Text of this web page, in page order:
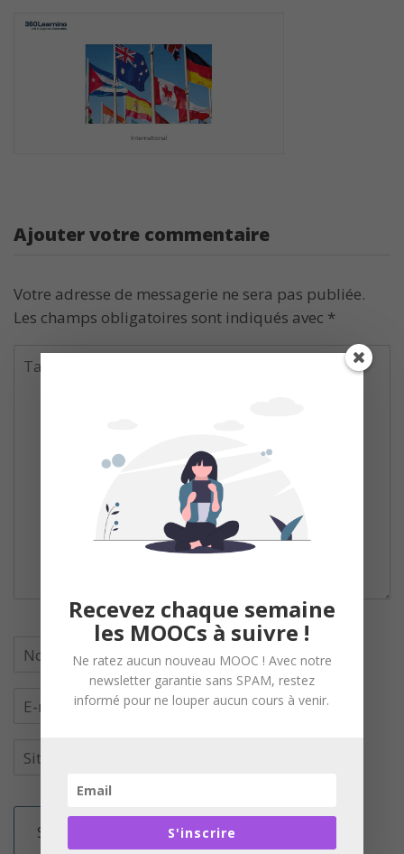
Ajouter votre commentaire
Votre adresse de messagerie ne sera pas publiée.
Les champs obligatoires sont indiqués avec *
Recevez chaque semaine
les MOOCs à suivre !
Ne ratez aucun nouveau MOOC ! Avec notre
newsletter garantie sans SPAM, restez
informé pour ne louper aucun cours à venir.
S'inscrire